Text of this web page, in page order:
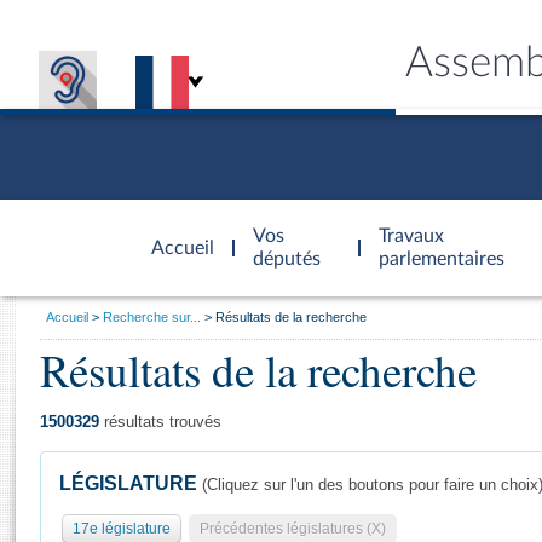
Accueil
d'accueil
Vos
députés
Travaux
parlementaires
Général
Vous
Accueil Recherche sur... Résultats de la recherche
Résultats de la recherche
1500329 résultats trouvés
LÉGISLATURE (Cliquez sur l'un des boutons pour faire un choix)
17e législature Précédentes législatures (X)